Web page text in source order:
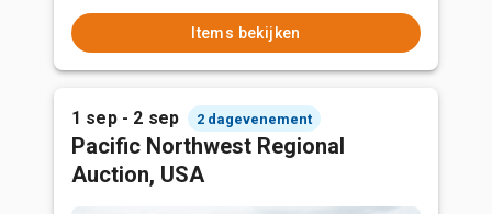
Items bekijken
1 sep - 2 sep 2 dagevenement
Pacific Northwest Regional
Auction, USA